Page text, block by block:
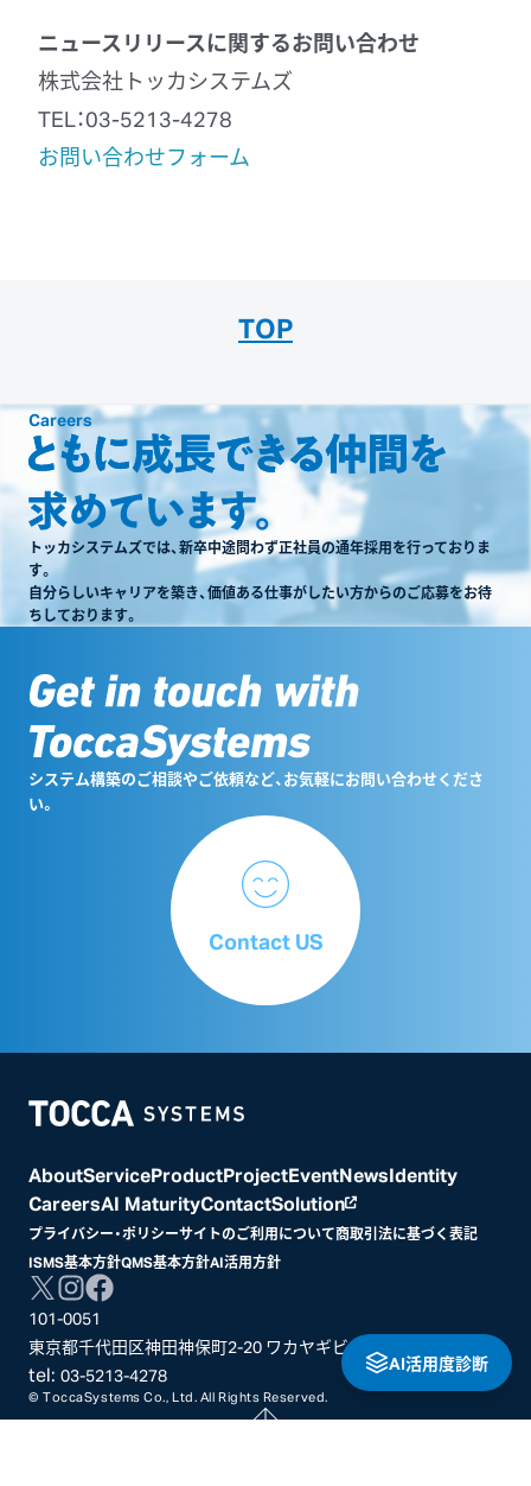
ニュースリリースに関するお問い合わせ
株式会社トッカシステムズ
TEL：03-5213-4278
お問い合わせフォーム
TOP
Careers
トッカシステムズでは、新卒中途問わず正社員の通年採用を行っておりま
す。
自分らしいキャリアを築き、価値ある仕事がしたい方からのご応募をお待
ちしております。
システム構築のご相談やご依頼など、お気軽にお問い合わせくださ
い。
Contact US
Home
AboutServiceProductProjectEventNewsIdentity
CareersAI MaturityContactSolution
プライバシー・ポリシーサイトのご利用について商取引法に基づく表記
ISMS基本方針QMS基本方針AI活用方針
101-0051
東京都千代田区神田神保町2-20 ワカヤギビル3階
tel: 03-5213-4278
© ToccaSystems Co., Ltd. All Rights Reserved.
AI活用度診断